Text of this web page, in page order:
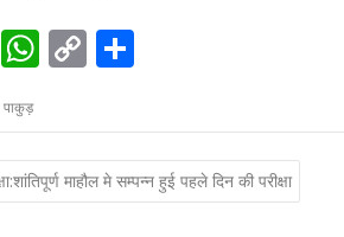
E W
at
s
A
C
p
y
Li
ar
e
पाकुड़
माहौल मे सम्पन्न हुई पहले दिन की परीक्षा